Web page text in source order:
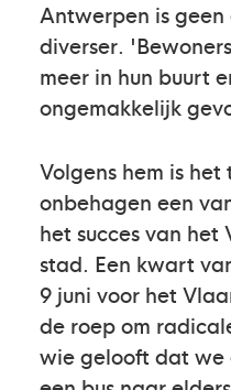
Antwerpen is
diverser.
meer in hun buurt
ongemakkelijk
Volgens hem is het
onbehagen een
het succes van het
stad. Een kwart
9 juni voor het
de roep om
wie gelooft dat we